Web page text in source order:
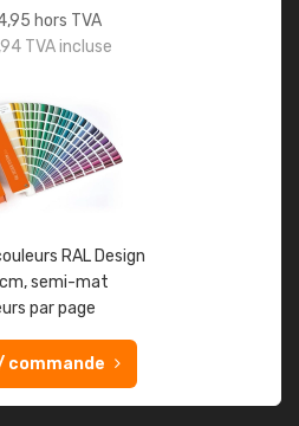
hors TVA
TVA incluse
RAL Design
semi-mat
par page
commande